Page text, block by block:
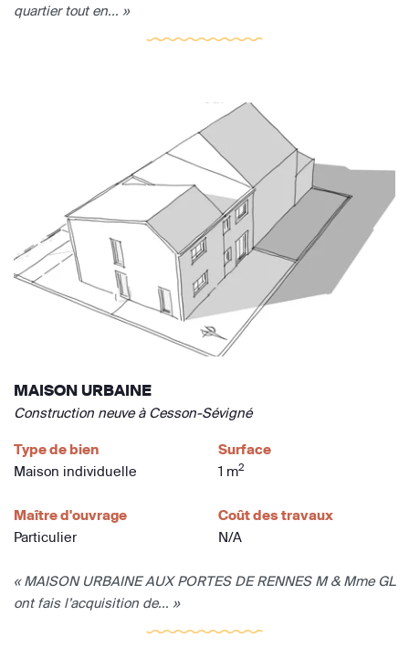
quartier tout en... »
MAISON URBAINE
Construction neuve à Cesson-Sévigné
Type de bien
Maison individuelle
Surface
1 m2
Maître d'ouvrage
Particulier
Coût des travaux
N/A
« MAISON URBAINE AUX PORTES DE RENNES M & Mme GL
ont fais l’acquisition de... »